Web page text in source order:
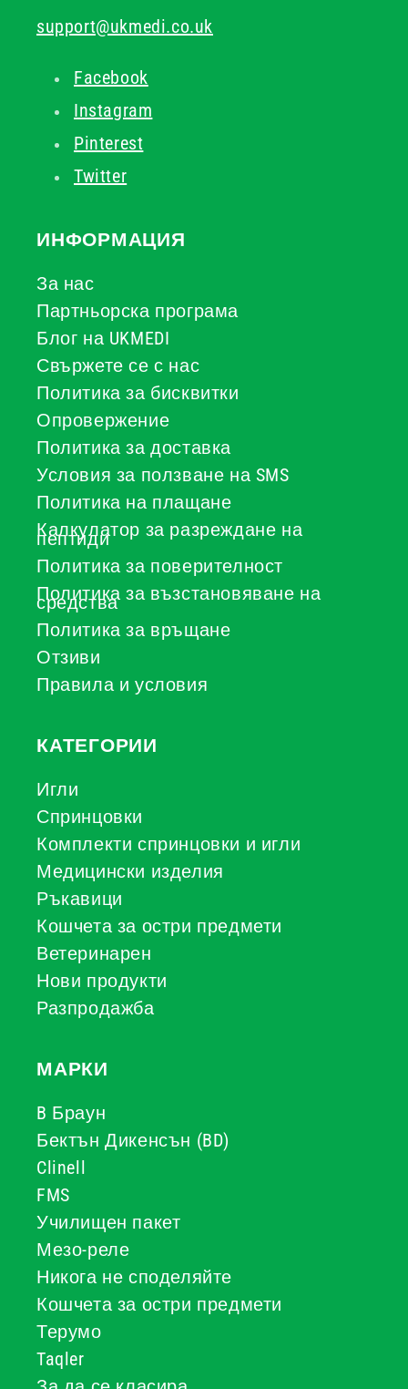
support@ukmedi.co.uk
Facebook
Instagram
Pinterest
Twitter
ИНФОРМАЦИЯ
За нас
Партньорска програма
Блог на UKMEDI
Свържете се с нас
Политика за бисквитки
Опровержение
Политика за доставка
Условия за ползване на SMS
Политика на плащане
Калкулатор за разреждане на
пептиди
Политика за поверителност
Политика за възстановяване на
средства
Политика за връщане
Отзиви
Правила и условия
КАТЕГОРИИ
Игли
Спринцовки
Комплекти спринцовки и игли
Медицински изделия
Ръкавици
Кошчета за остри предмети
Ветеринарен
Нови продукти
Разпродажба
МАРКИ
B Браун
Бектън Дикенсън (BD)
Clinell
FMS
Училищен пакет
Мезо-реле
Никога не споделяйте
Кошчета за остри предмети
Терумо
Taqler